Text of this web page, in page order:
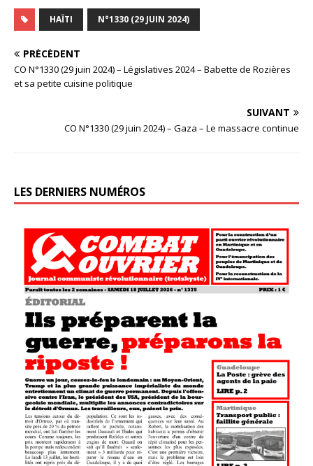
HAÏTI N°1330 (29 JUIN 2024)
PRÉCÉDENT
CO N°1330 (29 juin 2024) – Législatives 2024 – Babette de Rozières
et sa petite cuisine politique
SUIVANT
CO N°1330 (29 juin 2024) – Gaza – Le massacre continue
LES DERNIERS NUMÉROS